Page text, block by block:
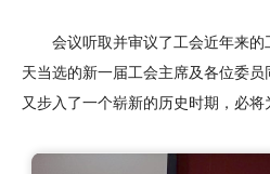
会议听取并审议了工会近年来的
天当选的新一届工会主席及各位委
又步入了一个崭新的历史时期，必